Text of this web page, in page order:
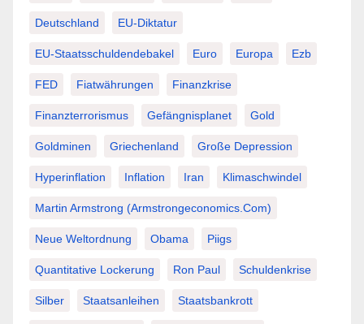
Deutschland EU-Diktatur
EU-Staatsschuldendebakel Euro Europa Ezb
FED Fiatwährungen Finanzkrise
Finanzterrorismus Gefängnisplanet Gold
Goldminen Griechenland Große Depression
Hyperinflation Inflation Iran Klimaschwindel
Martin Armstrong (Armstrongeconomics.com)
Neue Weltordnung Obama Piigs
Quantitative Lockerung Ron Paul Schuldenkrise
Silber Staatsanleihen Staatsbankrott